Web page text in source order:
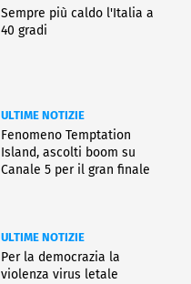
Sempre più caldo l'Italia a
40 gradi
ULTIME NOTIZIE
Fenomeno Temptation
Island, ascolti boom su
Canale 5 per il gran finale
ULTIME NOTIZIE
Per la democrazia la
violenza virus letale